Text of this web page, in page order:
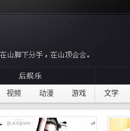
视频 动漫 游戏 文学